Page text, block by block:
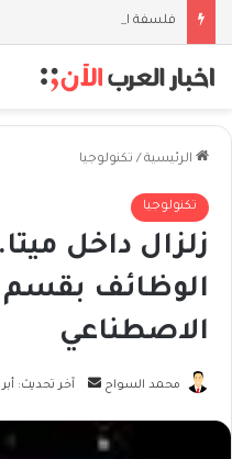
فلسفة الخيط والموج: نصف
الرئيسية / تكنولوجيا
تكنولوجيا
زلزال داخل
الوظائف بقسم
الاصطناعي
محمد السواح
أرسلآخر تحديث: أبريل 2,